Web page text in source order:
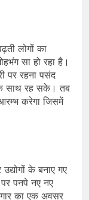
लोगों का
सा हो रहा है।
पर रहना पसंद
के साथ रह सके। तब
करेगा जिसमें
के बनाए गए
पनपे नए नए
का एक अवसर